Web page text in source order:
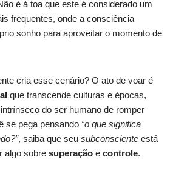
é à toa que este é considerado um
frequentes, onde a consciência
sonho para aproveitar o momento de
cria esse cenário? O ato de voar é
que transcende culturas e épocas,
do ser humano de romper
se pega pensando “o que significa
, saiba que seu subconsciente está
algo sobre superação e controle.